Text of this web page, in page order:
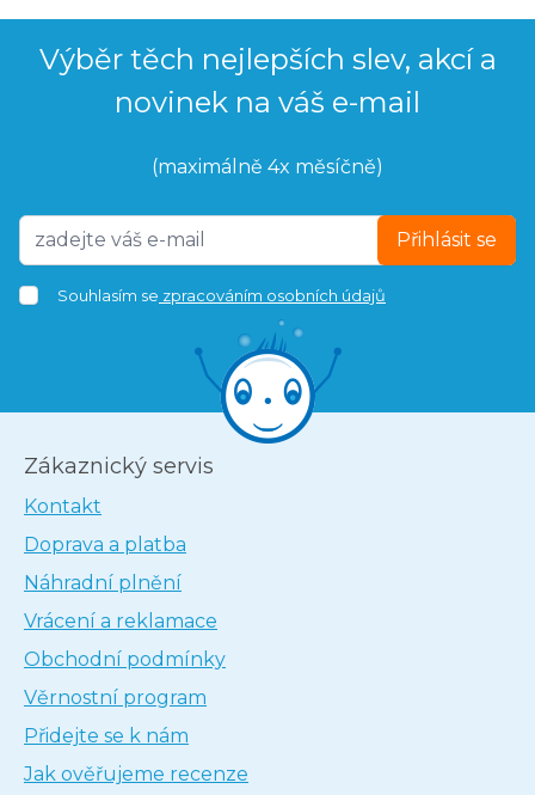
Výběr těch nejlepších slev, akcí a
novinek na váš e-mail
(maximálně 4x měsíčně)
Přihlásit se
Souhlasím se zpracováním osobních údajů
Zákaznický servis
Kontakt
Doprava a platba
Náhradní plnění
Vrácení a reklamace
Obchodní podmínky
Věrnostní program
Přidejte se k nám
Jak ověřujeme recenze